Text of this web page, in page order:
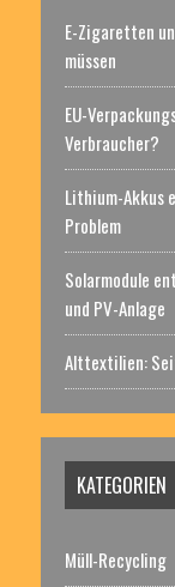
E-Zigaretten
müssen
EU-
Verbraucher?
Lithium-Akkus
Problem
Solarmodule
und PV-Anlage
Alttextilien:
KATEGORIEN
Müll-Recycling